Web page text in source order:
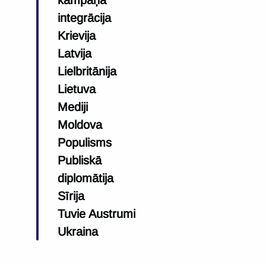
integrācija
Krievija
Latvija
Lielbritānija
Lietuva
Mediji
Moldova
Populisms
Publiskā
diplomātija
Sīrija
Tuvie Austrumi
Ukraina